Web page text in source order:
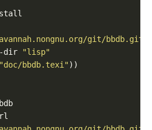
git/bbdb.git"
dir
"lisp"
"doc/bbdb.texi"
(use-package bbdb